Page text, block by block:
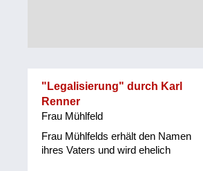
Staatsvertrag
sonstiges
"Legalisierung" durch Karl
Renner
Frau Mühlfeld
Frau Mühlfelds erhält den Namen
ihres Vaters und wird ehelich